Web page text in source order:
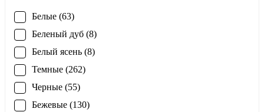
Белые (63)
Беленый дуб (8)
Белый ясень (8)
Темные (262)
Черные (55)
Бежевые (130)